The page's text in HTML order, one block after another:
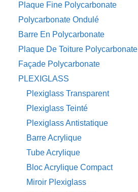
Plaque Fine Polycarbonate
Polycarbonate Ondulé
Barre En Polycarbonate
Plaque De Toiture Polycarbonate
Façade Polycarbonate
PLEXIGLASS
Plexiglass Transparent
Plexiglass Teinté
Plexiglass Antistatique
Barre Acrylique
Tube Acrylique
Bloc Acrylique Compact
Miroir Plexiglass